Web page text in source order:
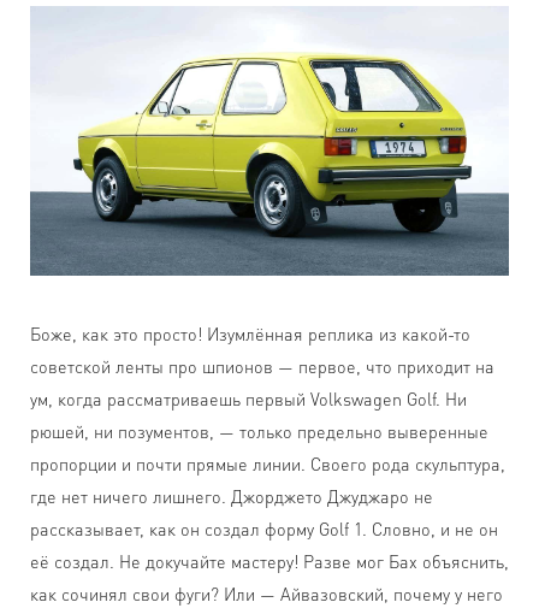
Боже, как это просто! Изумлённая реплика из какой-то
советской ленты про шпионов — первое, что приходит на
ум, когда рассматриваешь первый Volkswagen Golf. Ни
рюшей, ни позументов, — только предельно выверенные
пропорции и почти прямые линии. Своего рода скульптура,
где нет ничего лишнего. Джорджето Джуджаро не
рассказывает, как он создал форму Golf 1. Словно, и не он
её создал. Не докучайте мастеру! Разве мог Бах объяснить,
как сочинял свои фуги? Или — Айвазовский, почему у него